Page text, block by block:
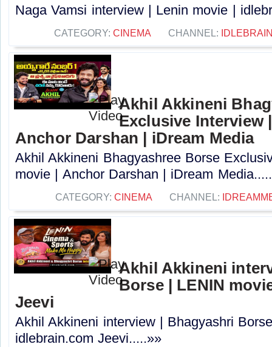
Naga Vamsi interview | Lenin movie |
CATEGORY: CINEMA CHANNEL:
Akhil Akkineni
Exclusive Interview
Anchor Darshan | iDream Media
Akhil Akkineni Bhagyashree Borse
movie | Anchor Darshan | iDream
CATEGORY: CINEMA CHANNEL:
Akhil Akkineni
Borse | LENIN
Jeevi
Akhil Akkineni interview | Bhagyashri
idlebrain.com Jeevi.....»»